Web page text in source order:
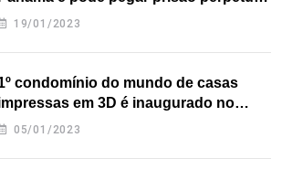
EUA
19/01/2023
condomínio do mundo de casas
em 3D é inaugurado no
05/01/2023